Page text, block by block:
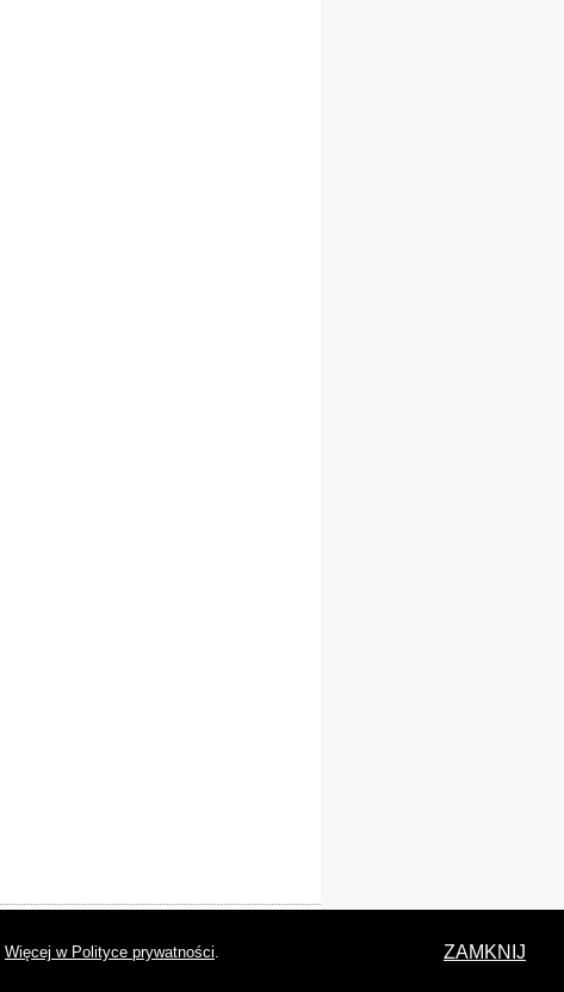
Więcej w Polityce prywatności. ZAMKNIJ